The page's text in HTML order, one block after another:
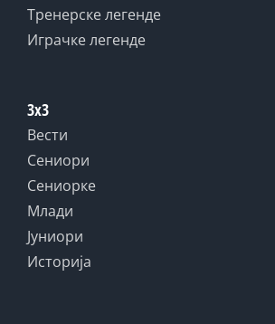
Тренерске легенде
Играчке легенде
3x3
Вести
Сениори
Сениорке
Млади
Јуниори
Историја